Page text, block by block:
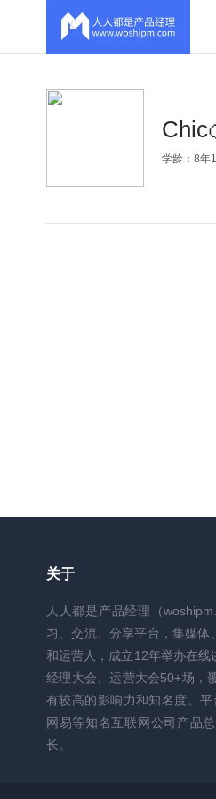
学龄：8年
关于
人人都是产品经理（
习、交流、分享平台，集媒体
和运营人，成立12年举办在
经理大会、运营大会50+场，
有较高的影响力和知名度。
网易等知名互联网公司产品
长。